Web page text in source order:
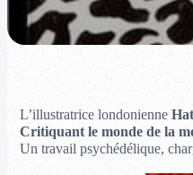
L’illustratrice londonienne
Critiquant le monde de la
Un travail psychédélique,